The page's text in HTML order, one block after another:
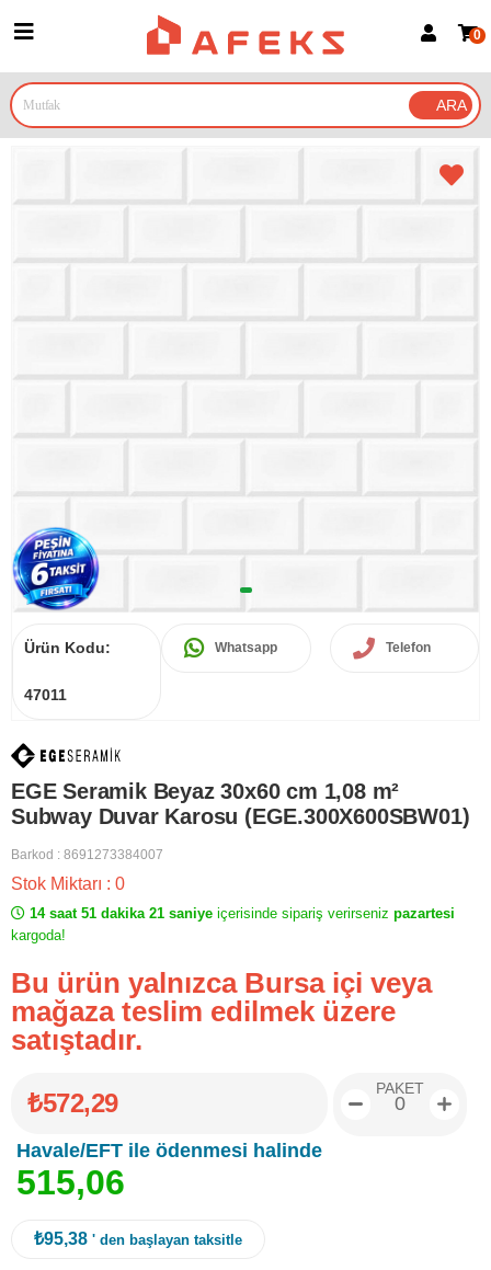
Google İle Bağlan
0
Ürün Kodu:
47011
Whatsapp Telefon
EGE Seramik Beyaz 30x60 cm 1,08 m²
Subway Duvar Karosu (EGE.300X600SBW01)
Barkod : 8691273384007
Stok Miktarı : 0
14 saat 51 dakika 21 saniye içerisinde sipariş verirseniz pazartesi
kargoda!
Bu ürün yalnızca Bursa içi veya
mağaza teslim edilmek üzere
satıştadır.
₺572,29
Havale/EFT ile ödenmesi halinde
515,06
PAKET
₺95,38 ' den başlayan taksitle